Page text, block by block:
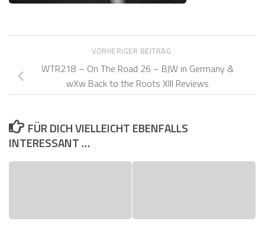
VORHERIGER BEITRAG
WTR218 – On The Road 26 – BJW in Germany &
wXw Back to the Roots XIII Reviews
FÜR DICH VIELLEICHT EBENFALLS
INTERESSANT …